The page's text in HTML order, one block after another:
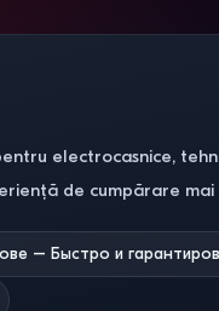
electrocasnice,
de cumpărare mai
– Быстро и